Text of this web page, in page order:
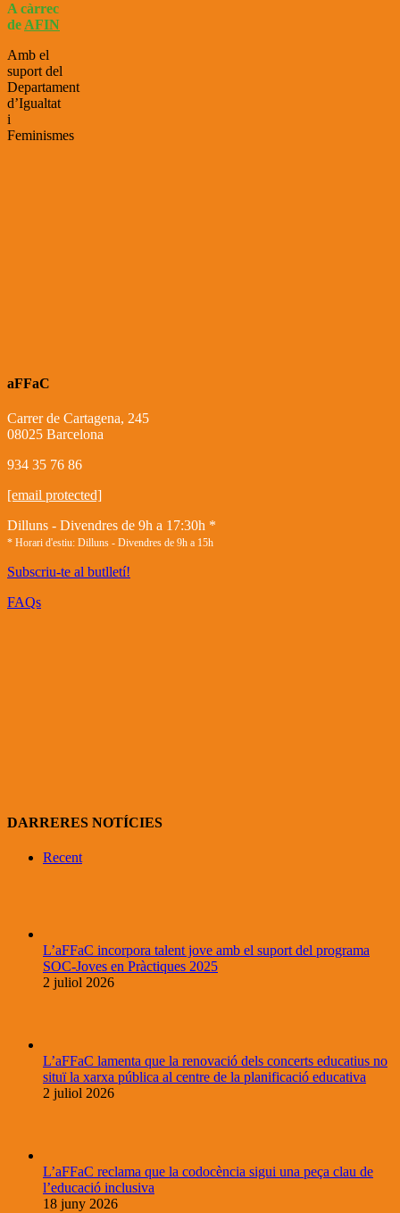
A càrrec
de AFIN
Amb el
suport del
Departament
d’Igualtat
i
Feminismes
aFFaC
Carrer de Cartagena, 245
08025 Barcelona
934 35 76 86
[email protected]
Dilluns - Divendres de 9h a 17:30h *
* Horari d'estiu: Dilluns - Divendres de 9h a 15h
Subscriu-te al butlletí!
FAQs
DARRERES NOTÍCIES
Recent
L’aFFaC incorpora talent jove amb el suport del programa
SOC-Joves en Pràctiques 2025
2 juliol 2026
L’aFFaC lamenta que la renovació dels concerts educatius no
situï la xarxa pública al centre de la planificació educativa
2 juliol 2026
L’aFFaC reclama que la codocència sigui una peça clau de
l’educació inclusiva
18 juny 2026